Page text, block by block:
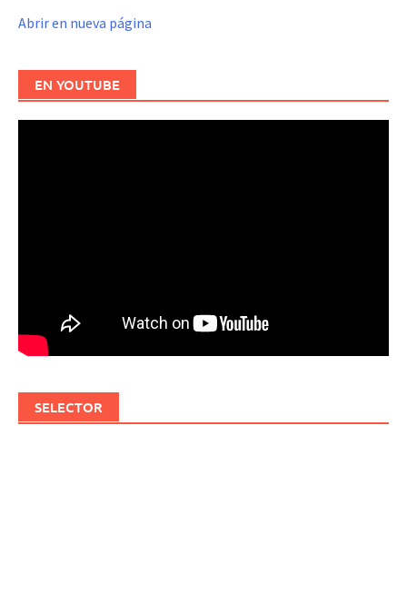
Abrir en nueva página
EN YOUTUBE
SELECTOR